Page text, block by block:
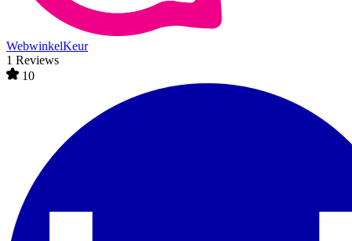
WebwinkelKeur
1 Reviews
10